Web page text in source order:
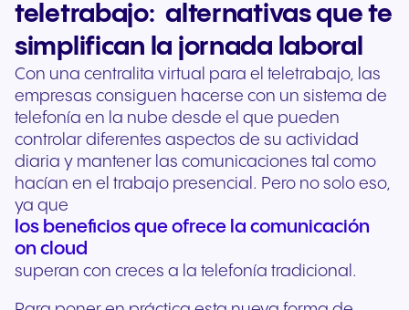
teletrabajo: alternativas que te
simplifican la jornada laboral
Con una centralita virtual para el teletrabajo, las
empresas consiguen hacerse con un sistema de
telefonía en la nube desde el que pueden
controlar diferentes aspectos de su actividad
diaria y mantener las comunicaciones tal como
hacían en el trabajo presencial. Pero no solo eso,
ya que
los beneficios que ofrece la comunicación
on cloud
superan con creces a la telefonía tradicional.